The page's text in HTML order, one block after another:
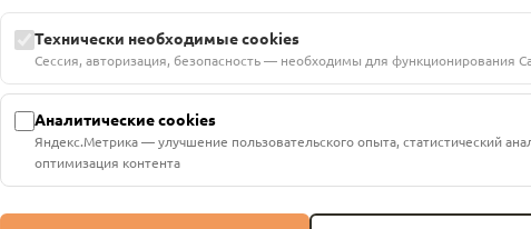
"АЛЬФА-БАНК"
Технически необходимые cookies
Сессия, авторизация, безопасность — необходимы для функционирования
Аналитические cookies
Яндекс.Метрика — улучшение пользовательского опыта, статистический
оптимизация контента